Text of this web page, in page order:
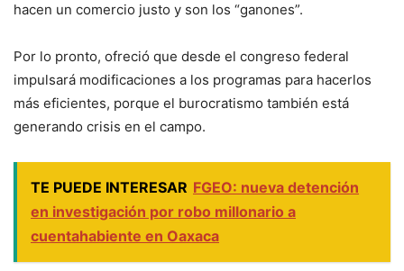
hacen un comercio justo y son los “ganones”.
Por lo pronto, ofreció que desde el congreso federal
impulsará modificaciones a los programas para hacerlos
más eficientes, porque el burocratismo también está
generando crisis en el campo.
TE PUEDE INTERESAR FGEO: nueva detención
en investigación por robo millonario a
cuentahabiente en Oaxaca